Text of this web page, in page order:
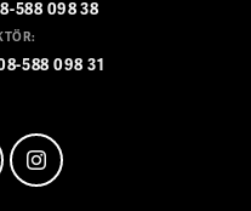
588 098 38
588 098 31